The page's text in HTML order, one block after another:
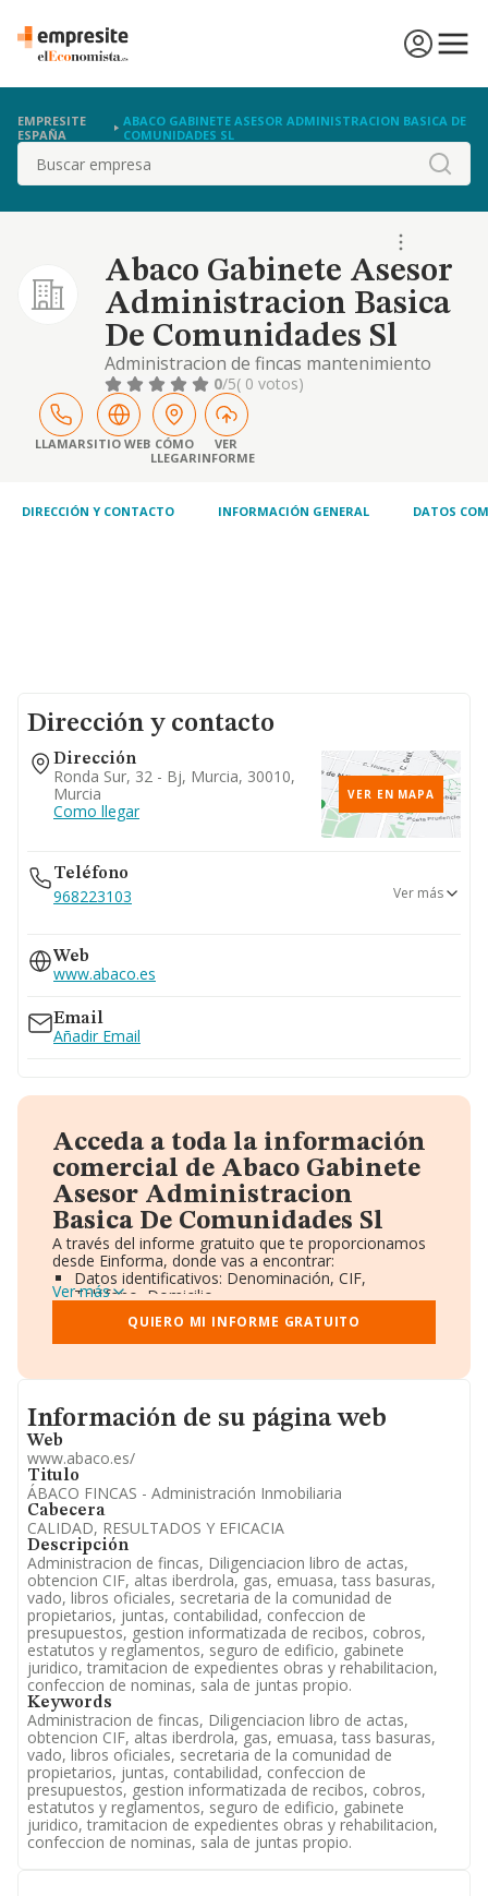
EMPRESITE
ESPAÑA
ABACO GABINETE ASESOR ADMINISTRACION BASICA DE
COMUNIDADES SL
Buscar
Abaco Gabinete Asesor
Administracion Basica
De Comunidades Sl
Administracion de fincas mantenimiento
conservacion de inmuebles, gestion de
arrendamientos y patrimonios inmobiliarios
limpieza general de. inmuebles,
intermediacion en compraventa y
arrendamientos de inmuebles
0/5( 0 votos)
LLAMARSITIO WEB CÓMO
LLEGAR
VER
INFORME
DIRECCIÓN Y CONTACTO INFORMACIÓN GENERAL DATOS
Dirección y contacto
Dirección
Ronda Sur, 32 - Bj, Murcia, 30010,
Murcia
Como llegar
VER EN MAPA
Teléfono
968223103
968937102
Ver más
Web
www.abaco.es
Email
Añadir Email
Acceda a toda la información
comercial de Abaco Gabinete
Asesor Administracion
Basica De Comunidades Sl
A través del informe gratuito que te proporcionamos
desde Einforma, donde vas a encontrar:
Datos identificativos: Denominación, CIF,
Teléfono, Domicilio.
Informe Mercantil Completo (BORME).
Gráficos de Evolución Ventas y Empleados.
Consejo de Administración y Administradores.
Accionistas.
Artículos de prensa publicados sobre la empresa.
Información oficial y registral complementaria.
Ver más
QUIERO MI INFORME GRATUITO
Informacion de su página web
Información de su página web
Web
www.abaco.es/
Titulo
ÁBACO FINCAS - Administración Inmobiliaria
Cabecera
CALIDAD, RESULTADOS Y EFICACIA
Descripción
Administracion de fincas, Diligenciacion libro de actas,
obtencion CIF, altas iberdrola, gas, emuasa, tass basuras,
vado, libros oficiales, secretaria de la comunidad de
propietarios, juntas, contabilidad, confeccion de
presupuestos, gestion informatizada de recibos, cobros,
estatutos y reglamentos, seguro de edificio, gabinete
juridico, tramitacion de expedientes obras y rehabilitacion,
confeccion de nominas, sala de juntas propio.
Keywords
Administracion de fincas, Diligenciacion libro de actas,
obtencion CIF, altas iberdrola, gas, emuasa, tass basuras,
vado, libros oficiales, secretaria de la comunidad de
propietarios, juntas, contabilidad, confeccion de
presupuestos, gestion informatizada de recibos, cobros,
estatutos y reglamentos, seguro de edificio, gabinete
juridico, tramitacion de expedientes obras y rehabilitacion,
confeccion de nominas, sala de juntas propio.